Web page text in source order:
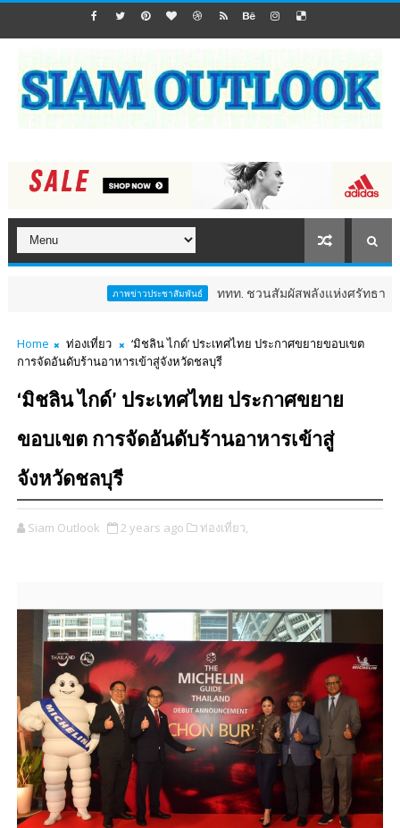
ภาพข่าวประชาสัมพันธ์ ททท. ชวนสัมผัสพลังแห่งศรัทธา ร่วมงาน "ห่มผ้า
Home ท่องเที่ยว
‘มิชลิน ไกด์’ ประเทศไทย ประกาศขยายขอบเขต
การจัดอันดับร้านอาหารเข้าสู่จังหวัดชลบุรี
‘มิชลิน ไกด์’ ประเทศไทย ประกาศขยาย
ขอบเขต การจัดอันดับร้านอาหารเข้าสู่
จังหวัดชลบุรี
Siam Outlook 2 years ago ท่องเที่ยว,